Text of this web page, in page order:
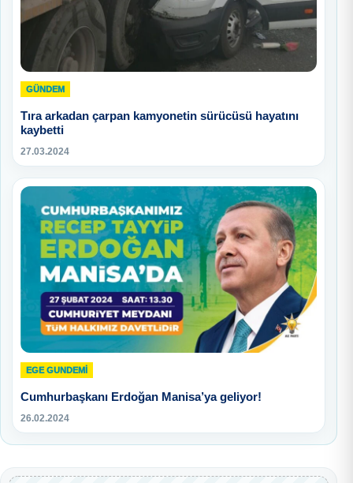
GÜNDEM
Tıra arkadan çarpan kamyonetin sürücüsü hayatını
kaybetti
27.03.2024
EGE GUNDEMİ
Cumhurbaşkanı Erdoğan Manisa’ya geliyor!
26.02.2024